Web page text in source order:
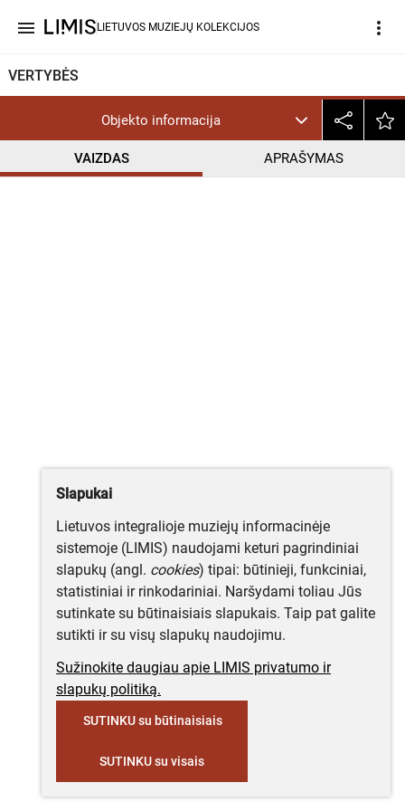
menu LIETUVOS MUZIEJŲ KOLEKCIJOS more_vert
VERTYBĖS
Objekto informacija
VAIZDAS APRAŠYMAS
Slapukai
Lietuvos integralioje muziejų informacinėje
sistemoje (LIMIS) naudojami keturi pagrindiniai
slapukų (angl. cookies) tipai: būtinieji, funkciniai,
statistiniai ir rinkodariniai. Naršydami toliau Jūs
sutinkate su būtinaisiais slapukais. Taip pat galite
sutikti ir su visų slapukų naudojimu.
Sužinokite daugiau apie LIMIS privatumo ir
slapukų politiką.
SUTINKU su būtinaisiais
SUTINKU su visais